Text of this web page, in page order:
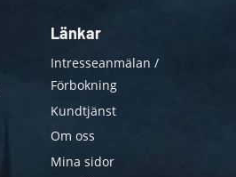
Länkar
Intresseanmälan /
Förbokning
Kundtjänst
Om oss
Mina sidor